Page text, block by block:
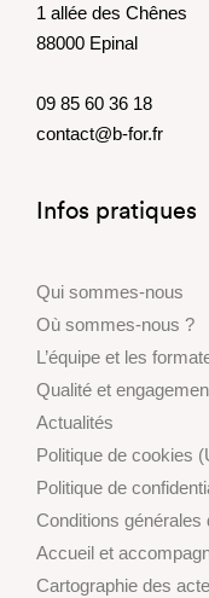
1 allée des Chênes
88000 Epinal
09 85 60 36 18
contact@b-for.fr
Infos pratiques
Qui sommes-nous
Où sommes-nous ?
L’équipe et les
Qualité et
Actualités
Politique de cookies
Politique de
Conditions générales
Accueil et
Cartographie des